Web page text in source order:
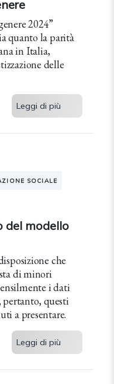
2024”
quanto la parità
in Italia,
delle
Leggi di più
SOCIALE
del modello
che
di minori
i dati
questi
a presentare.
Leggi di più